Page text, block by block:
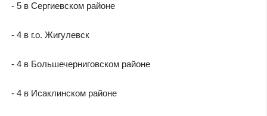
- 5 в Сергиевском районе
- 4 в г.о. Жигулевск
- 4 в Большечерниговском районе
- 4 в Исаклинском районе